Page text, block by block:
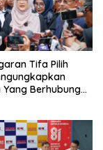
Tifa Pilih
Berhubungan